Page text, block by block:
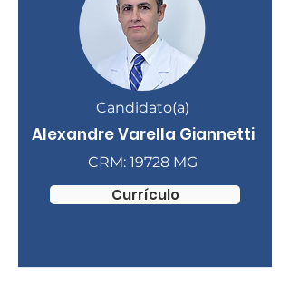
Candidato(a)
Alexandre Varella Giannetti
CRM: 19728 MG
Currículo